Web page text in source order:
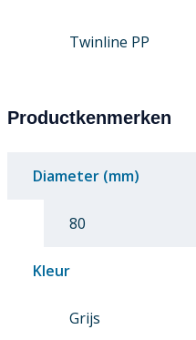
Twinline PP
Productkenmerken
Diameter (mm)
80
Kleur
Grijs